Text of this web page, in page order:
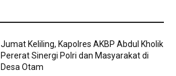
Jumat Keliling, Kapolres AKBP Abdul Kholik
Pererat Sinergi Polri dan Masyarakat di
Desa Otam